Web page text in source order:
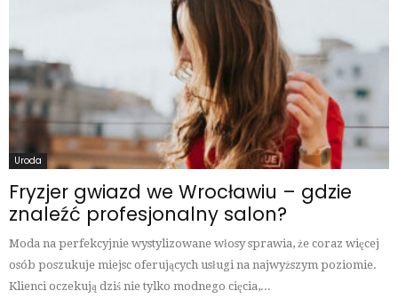
Uroda
Fryzjer gwiazd we Wrocławiu – gdzie
znaleźć profesjonalny salon?
Moda na perfekcyjnie wystylizowane włosy sprawia, że coraz więcej
osób poszukuje miejsc oferujących usługi na najwyższym poziomie.
Klienci oczekują dziś nie tylko modnego cięcia,...